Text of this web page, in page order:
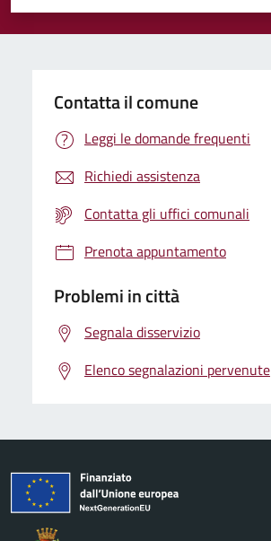
Valuta 5 stelle su 5
Valuta 4 stelle su 5
Valuta 3 stelle su 5
Valuta 2 stelle su 5
Valuta 1 stelle su 5
Contatta il comune
Leggi le domande frequenti
Richiedi assistenza
Contatta gli uffici comunali
Prenota appuntamento
Problemi in città
Segnala disservizio
Elenco segnalazioni pervenute